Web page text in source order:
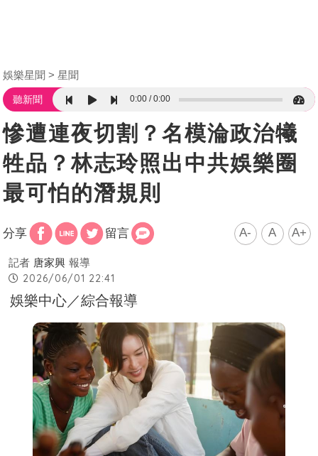
娛樂星聞 星聞
聽新聞 0:00 0:00
慘遭連夜切割？名模淪政治犧
牲品？林志玲照出中共娛樂圈
最可怕的潛規則
分享 留言 A- A A+
記者 唐家興 報導
2026/06/01 22:41
娛樂中心／綜合報導